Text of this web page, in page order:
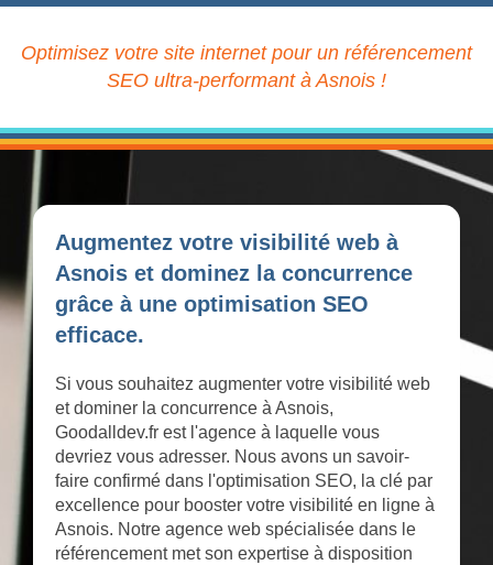
Optimisez votre site internet pour un référencement
SEO ultra-performant à Asnois !
Augmentez votre visibilité web à
Asnois et dominez la concurrence
grâce à une optimisation SEO
efficace.
Si vous souhaitez augmenter votre visibilité web
et dominer la concurrence à Asnois,
Goodalldev.fr est l'agence à laquelle vous
devriez vous adresser. Nous avons un savoir-
faire confirmé dans l'optimisation SEO, la clé par
excellence pour booster votre visibilité en ligne à
Asnois. Notre agence web spécialisée dans le
référencement met son expertise à disposition